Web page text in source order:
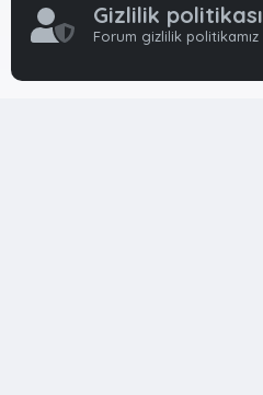
Gizlilik politikası
Forum gizlilik politikamız